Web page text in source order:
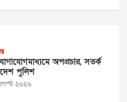
অপপ্রচার, সতর্ক
পুলিশ
২০২৬